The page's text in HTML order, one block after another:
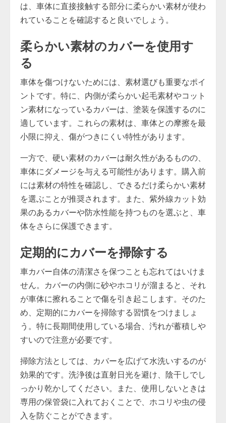
は、車体に直接接触する部分に柔らかい素材が使わ
れていることを確認すると良いでしょう。
柔らかい素材のカバーを使用す
る
車体を傷つけないためには、素材選びも重要なポイ
ントです。特に、内側が柔らかい起毛素材やコット
ン素材になっているカバーは、塗装を保護するのに
適しています。これらの素材は、車体との摩擦を最
小限に抑え、傷がつきにくい特性があります。
一方で、硬い素材のカバーは耐久性があるものの、
車体にダメージを与える可能性があります。購入前
には素材の特性を確認し、できるだけ柔らかい素材
を選ぶことが推奨されます。また、紫外線カット効
果のあるカバーや防水性能を持つものを選ぶと、車
体をさらに保護できます。
定期的にカバーを掃除する
車カバー自体の清潔さを保つことも忘れてはいけま
せん。カバーの内側に砂やホコリが溜まると、それ
が車体に擦れることで傷を引き起こします。そのた
め、定期的にカバーを掃除する習慣をつけましょ
う。特に長期間使用している場合、汚れが蓄積しや
すいので注意が必要です。
掃除方法としては、カバーを広げて水洗いするのが
効果的です。洗浄後は直射日光を避け、陰干しでし
っかり乾かしてください。また、使用しないときは
専用の保管袋に入れておくことで、ホコリや虫の侵
入を防ぐことができます。